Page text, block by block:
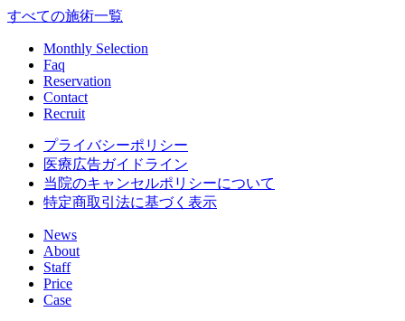
すべての施術一覧
Monthly Selection
Faq
Reservation
Contact
Recruit
プライバシーポリシー
医療広告ガイドライン
当院のキャンセルポリシーについて
特定商取引法に基づく表示
News
About
Staff
Price
Case